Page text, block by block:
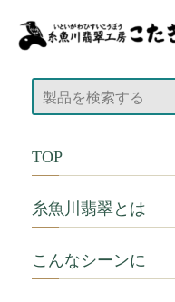
TOP
糸魚川翡翠とは
こんなシーンに